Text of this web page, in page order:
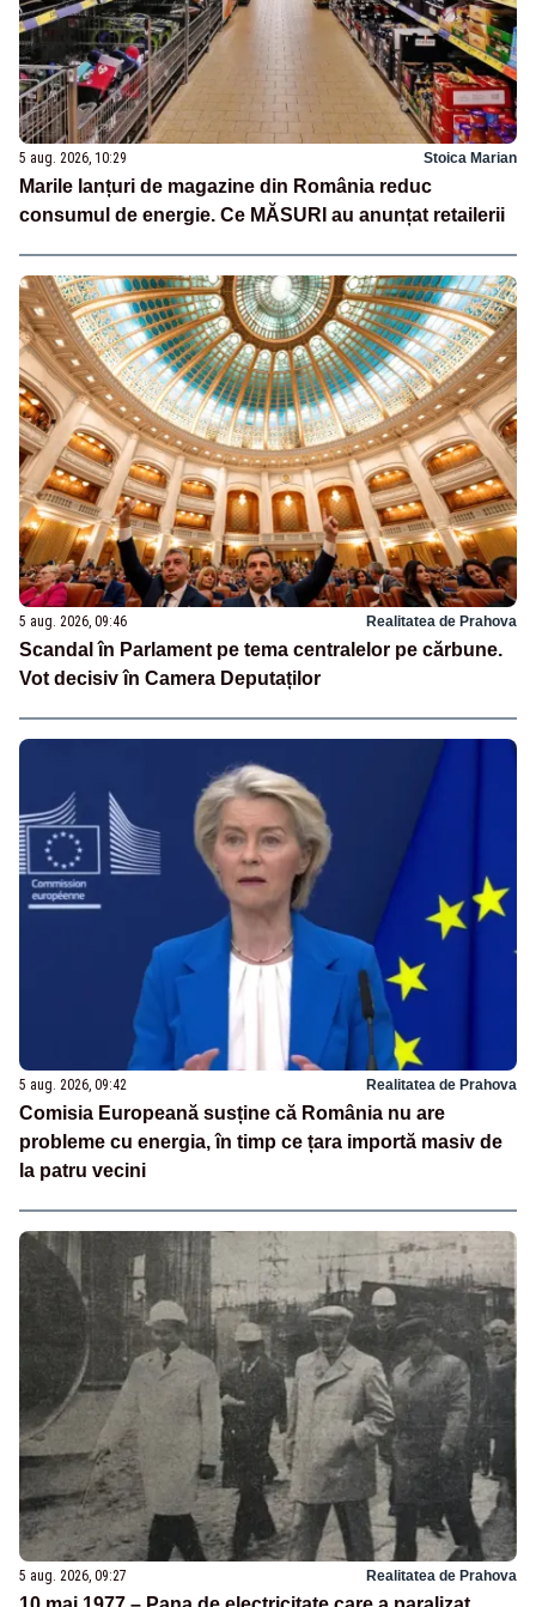
5 aug. 2026, 10:29 Stoica Marian
Marile lanțuri de magazine din România reduc
consumul de energie. Ce MĂSURI au anunțat retailerii
5 aug. 2026, 09:46 Realitatea de Prahova
Scandal în Parlament pe tema centralelor pe cărbune.
Vot decisiv în Camera Deputaților
5 aug. 2026, 09:42 Realitatea de Prahova
Comisia Europeană susține că România nu are
probleme cu energia, în timp ce țara importă masiv de
la patru vecini
5 aug. 2026, 09:27 Realitatea de Prahova